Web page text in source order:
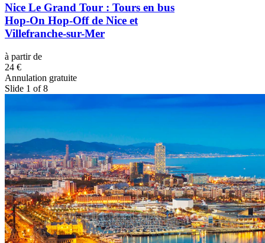
Nice Le Grand Tour : Tours en bus
Hop-On Hop-Off de Nice et
Villefranche-sur-Mer
à partir de
24 €
Annulation gratuite
Slide 1 of 8